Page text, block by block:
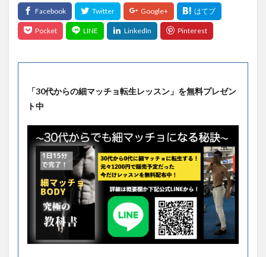
「30代からの細マッチョ転生レッスン」を無料プレゼン
ト中